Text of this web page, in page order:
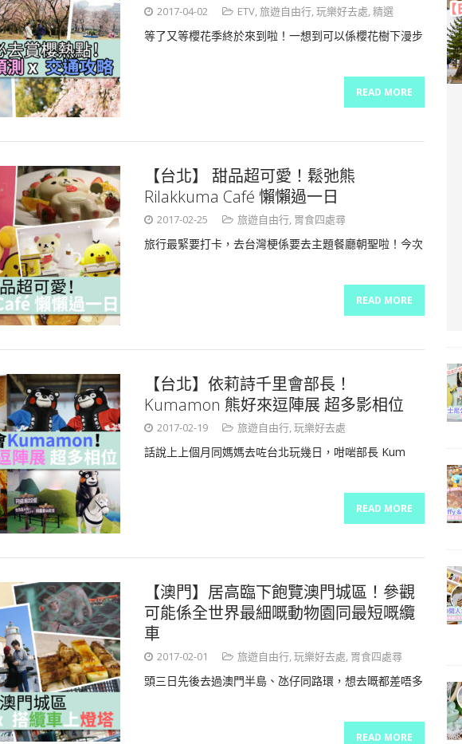
2017-04-02 ETV,旅遊自由行,玩樂好去處,精選
等了又等櫻花季終於來到啦！一想到可以係櫻花樹下漫步
READ MORE
【台北】 甜品超可愛！鬆弛熊
Rilakkuma Café 懶懶過一日
2017-02-25 旅遊自由行, 胃食四處尋
旅行最緊要打卡，去台灣梗係要去主題餐廳朝聖啦！今次
READ MORE
【台北】依莉詩千里會部長！
Kumamon 熊好來逗陣展 超多影相位
2017-02-19 旅遊自由行,玩樂好去處
話說上上個月同媽媽去咗台北玩幾日，咁啱部長 Kum
READ MORE
【澳門】居高臨下飽覽澳門城區！參觀
可能係全世界最細嘅動物園同最短嘅纜
車
2017-02-01 旅遊自由行,玩樂好去處, 胃食四處尋
頭三日先後去過澳門半島、氹仔同路環，想去嘅都差唔多
READ MORE